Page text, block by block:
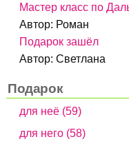
Мастер класс по
Автор: Роман
Подарок зашёл
Автор:Светлана
Подарок
для неё (59)
для него (58)